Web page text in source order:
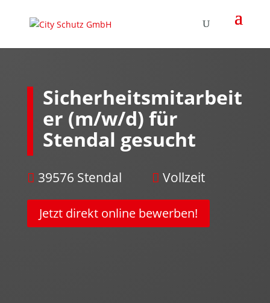
Sicherheitsmitarbeit
er (m/w/d) für
Stendal gesucht
 39576 Stendal  Vollzeit
Jetzt direkt online bewerben!